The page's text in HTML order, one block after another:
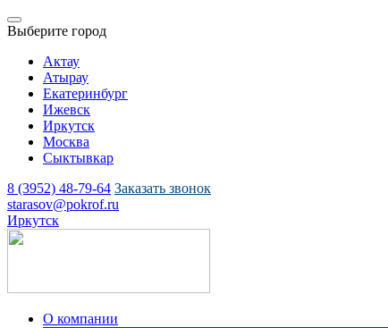
Выберите город
Актау
Атырау
Екатеринбург
Ижевск
Иркутск
Москва
Сыктывкар
8 (3952) 48-79-64 Заказать звонок
starasov@pokrof.ru
Иркутск
О компании